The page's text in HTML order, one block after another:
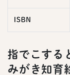
ISBN
指でこする
みがき知育